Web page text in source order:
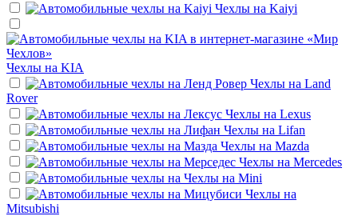
Чехлы на Kaiyi
Чехлы на KIA
Чехлы на Land
Rover
Чехлы на Lexus
Чехлы на Lifan
Чехлы на Mazda
Чехлы на Mercedes
Чехлы на Mini
Чехлы на
Mitsubishi